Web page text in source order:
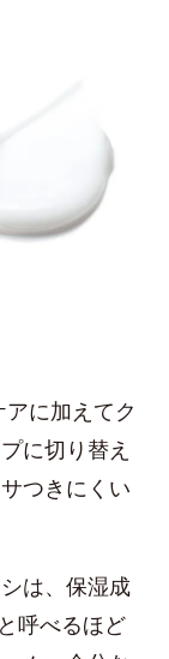
に加えてク
に切り替え
つきにくい
は、保湿成
呼べるほど